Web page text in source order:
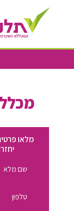
מלאו
מלא
מספר
טלפון